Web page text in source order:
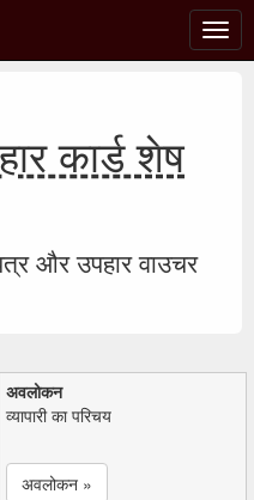
टॉगल
कार्ड शेष
और उपहार वाउचर
अवलोकन
व्यापारी का परिचय
अवलोकन »